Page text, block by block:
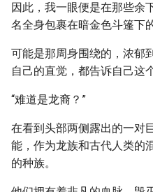
因此，我一眼便是在那些余
名全身包裹在暗金色斗篷下
可能是那周身围绕的，浓郁
自己的直觉，都告诉自己这
“难道是龙裔？”
在看到头部两侧露出的一对
能，作为龙族和古代人类的
的种族。